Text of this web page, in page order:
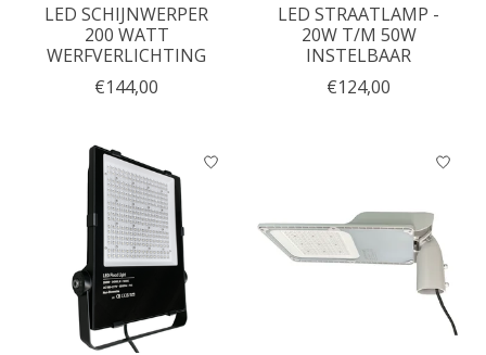
LED SCHIJNWERPER
200 WATT
WERFVERLICHTING
€144,00
LED STRAATLAMP -
20W T/M 50W
INSTELBAAR
€124,00